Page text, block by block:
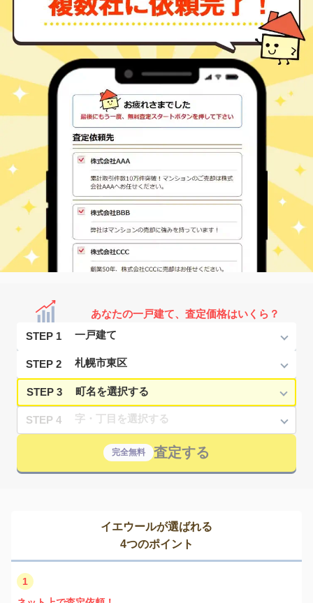
あなたの一戸建て、査定価格はいくら？
STEP 1
STEP 2
STEP 3
STEP 4
完全無料 査定する
イエウールが選ばれる
4つのポイント
1